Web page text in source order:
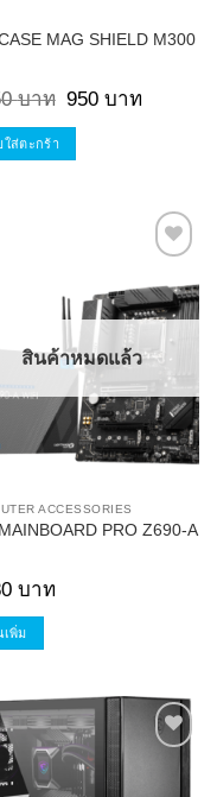
MAG SHIELD M300
บาท
Original
price
was:
950 บาทCurrent
price
ใส่ตะกร้า
Add to
สินค้าหมดแล้ว
ACCESSORIES
PRO Z690-A
บาท
เพิ่ม